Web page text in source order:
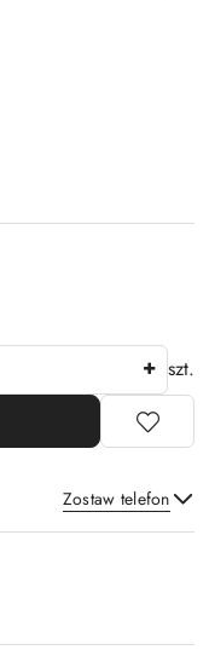
szt.
Zostaw telefon